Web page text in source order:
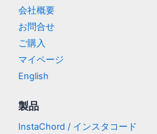
会社概要
お問合せ
ご購入
マイページ
English
製品
InstaChord / インスタコード